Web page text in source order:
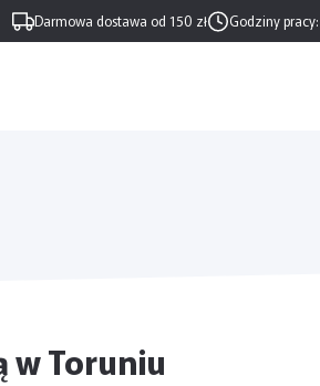
Darmowa dostawa od 150 zł Godziny pracy:
w Toruniu